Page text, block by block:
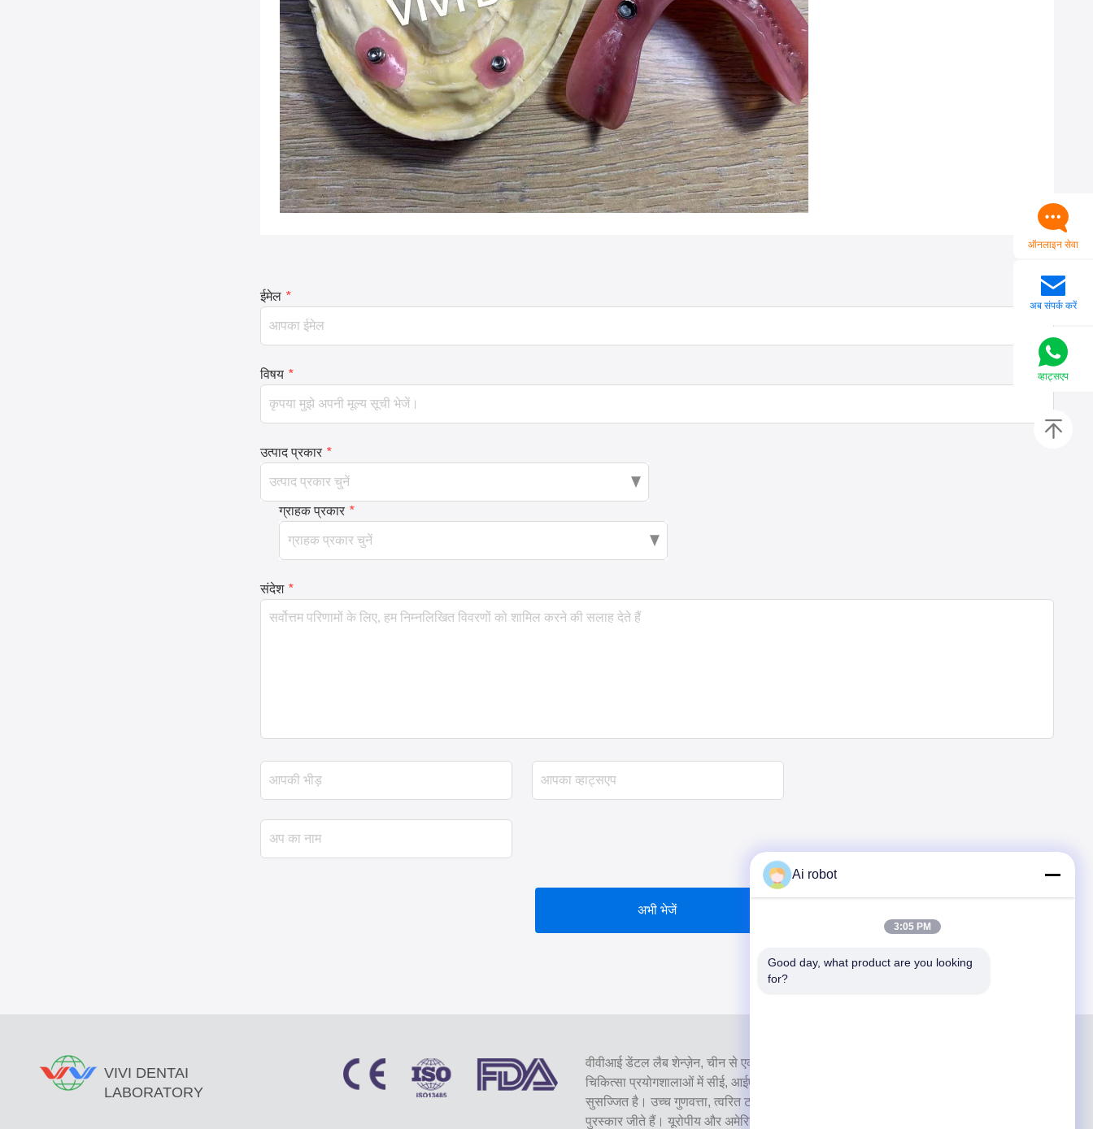
ईमेल *
विषय *
उत्पाद प्रकार *
ग्राहक प्रकार *
संदेश *
अभी भेजें
VIVI DENTAI
LABORATORY
वीवीआई डेंटल लैब शेन्ज़ेन, चीन से एक उच्च स्तरीय पूर्ण सेवा प्रयोगशाला है। यह शीर्ष में से एक है दंत
चिकित्सा प्रयोगशालाओं में सीई, आईएसओ और एफडीए के साथ प्रमाणित और आधुनिक मशीनों से
सुसज्जित है। उच्च गुणवत्ता, त्वरित टर्नअराउंड समय और पेशेवर सेवाओं के प्रति प्रतिबद्धता ने कई
पुरस्कार जीते हैं। यूरोपीय और अमेरिकी बाजारों से सकारात्मक प्रतिक्रिया।
ऑनलाइन सेवा
अब संपर्क करें
व्हाट्सएप
Ai robot
3:05 PM
Good day, what product are you looking
for?